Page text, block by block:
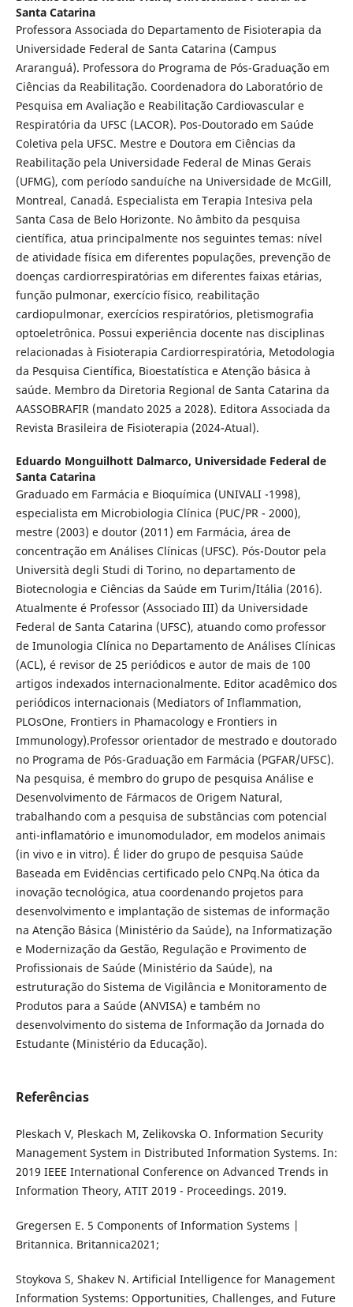
Santa Catarina
Professora Associada do Departamento de Fisioterapia da
Universidade Federal de Santa Catarina (Campus
Araranguá). Professora do Programa de Pós-Graduação em
Ciências da Reabilitação. Coordenadora do Laboratório de
Pesquisa em Avaliação e Reabilitação Cardiovascular e
Respiratória da UFSC (LACOR). Pos-Doutorado em Saúde
Coletiva pela UFSC. Mestre e Doutora em Ciências da
Reabilitação pela Universidade Federal de Minas Gerais
(UFMG), com período sanduíche na Universidade de McGill,
Montreal, Canadá. Especialista em Terapia Intesiva pela
Santa Casa de Belo Horizonte. No âmbito da pesquisa
científica, atua principalmente nos seguintes temas: nível
de atividade física em diferentes populações, prevenção de
doenças cardiorrespiratórias em diferentes faixas etárias,
função pulmonar, exercício físico, reabilitação
cardiopulmonar, exercícios respiratórios, pletismografia
optoeletrônica. Possui experiência docente nas disciplinas
relacionadas à Fisioterapia Cardiorrespiratória, Metodologia
da Pesquisa Científica, Bioestatística e Atenção básica à
saúde. Membro da Diretoria Regional de Santa Catarina da
AASSOBRAFIR (mandato 2025 a 2028). Editora Associada da
Revista Brasileira de Fisioterapia (2024-Atual).
Eduardo Monguilhott Dalmarco, Universidade Federal de
Santa Catarina
Graduado em Farmácia e Bioquímica (UNIVALI -1998),
especialista em Microbiologia Clínica (PUC/PR - 2000),
mestre (2003) e doutor (2011) em Farmácia, área de
concentração em Análises Clínicas (UFSC). Pós-Doutor pela
Università degli Studi di Torino, no departamento de
Biotecnologia e Ciências da Saúde em Turim/Itália (2016).
Atualmente é Professor (Associado III) da Universidade
Federal de Santa Catarina (UFSC), atuando como professor
de Imunologia Clínica no Departamento de Análises Clínicas
(ACL), é revisor de 25 periódicos e autor de mais de 100
artigos indexados internacionalmente. Editor acadêmico dos
periódicos internacionais (Mediators of Inflammation,
PLOsOne, Frontiers in Phamacology e Frontiers in
Immunology).Professor orientador de mestrado e doutorado
no Programa de Pós-Graduação em Farmácia (PGFAR/UFSC).
Na pesquisa, é membro do grupo de pesquisa Análise e
Desenvolvimento de Fármacos de Origem Natural,
trabalhando com a pesquisa de substâncias com potencial
anti-inflamatório e imunomodulador, em modelos animais
(in vivo e in vitro). É lider do grupo de pesquisa Saúde
Baseada em Evidências certificado pelo CNPq.Na ótica da
inovação tecnológica, atua coordenando projetos para
desenvolvimento e implantação de sistemas de informação
na Atenção Básica (Ministério da Saúde), na Informatização
e Modernização da Gestão, Regulação e Provimento de
Profissionais de Saúde (Ministério da Saúde), na
estruturação do Sistema de Vigilância e Monitoramento de
Produtos para a Saúde (ANVISA) e também no
desenvolvimento do sistema de Informação da Jornada do
Estudante (Ministério da Educação).
Referências
Pleskach V, Pleskach M, Zelikovska O. Information Security
Management System in Distributed Information Systems. In:
2019 IEEE International Conference on Advanced Trends in
Information Theory, ATIT 2019 - Proceedings. 2019.
Gregersen E. 5 Components of Information Systems |
Britannica. Britannica2021;
Stoykova S, Shakev N. Artificial Intelligence for Management
Information Systems: Opportunities, Challenges, and Future